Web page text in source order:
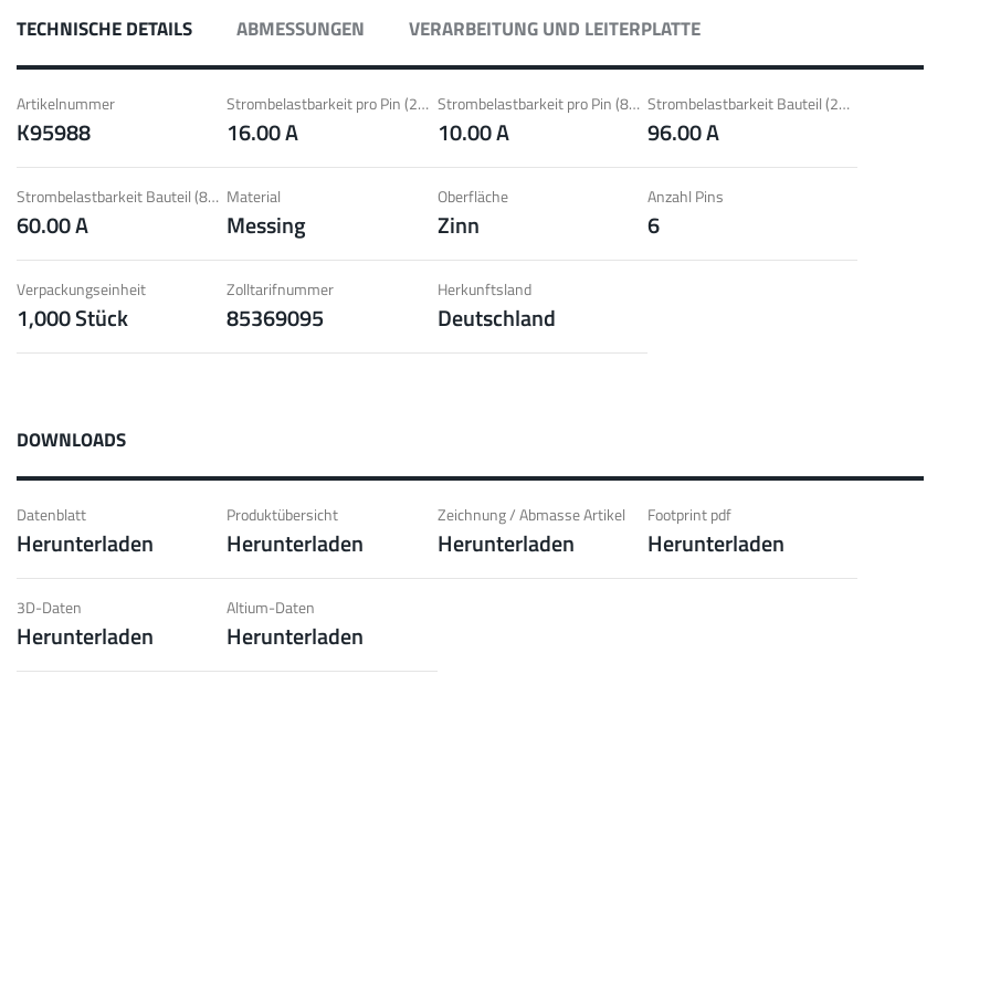
TECHNISCHE DETAILS ABMESSUNGEN VERARBEITUNG UND LEITERPLATTE
Artikelnummer
K95988
Strombelastbarkeit pro Pin (20°C) ~
16.00 A
Strombelastbarkeit pro Pin (85°C) ~
10.00 A
Strombelastbarkeit Bauteil (20°C) ~
96.00 A
Strombelastbarkeit Bauteil (85°C) ~
60.00 A
Material
Messing
Oberfläche
Zinn
Anzahl Pins
6
Verpackungseinheit
1,000 Stück
Zolltarifnummer
85369095
Herkunftsland
Deutschland
DOWNLOADS
Datenblatt
Herunterladen
Produktübersicht
Herunterladen
Zeichnung / Abmasse Artikel
Herunterladen
Footprint pdf
Herunterladen
3D-Daten
Herunterladen
Altium-Daten
Herunterladen
Radsok Steckverbindern; Hohe
Ideal für Verbindungen mit Lamella Steckverbindern; Hohe
Mehr zur Produktgruppe
60 A
geringe Gewichtsanforderungen.
LF PowerPlus
MPFT, THT
Bis 360 A
Gewichtsanforderungen und automatisierte Verarbeitungen.
Mehr zur Produktgruppe
Stecken
Bis 160 A
mit geringen Steckkräften, hohe
geringe Gewichtsanforderungen.
Ideal für den Schutz von Powerelementen (Dreh- und
Berührungsschutz)
Mehr zur Produktgruppe